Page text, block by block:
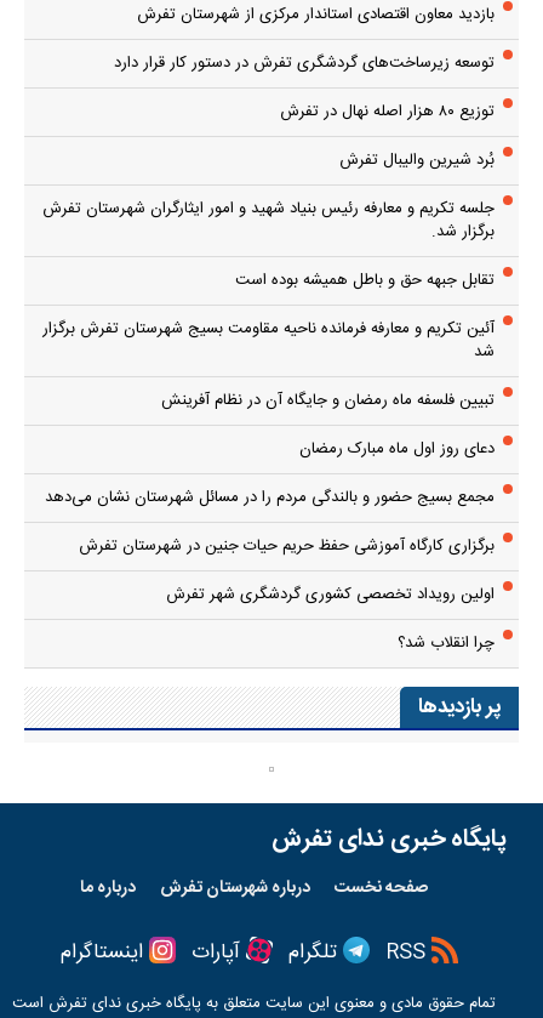
بازدید معاون اقتصادی استاندار مرکزی از شهرستان تفرش
توسعه زیرساخت‌های گردشگری تفرش در دستور کار قرار دارد
توزیع ۸۰ هزار اصله نهال در تفرش
بُرد شیرین والیبال تفرش
جلسه تکریم و معارفه رئیس بنیاد شهید و امور ایثارگران شهرستان تفرش
برگزار شد.
تقابل جبهه حق و باطل همیشه بوده است
آئین تکریم و معارفه فرمانده ناحیه مقاومت بسیج شهرستان تفرش برگزار
شد
تبیین فلسفه ماه رمضان و جایگاه آن در نظام آفرینش
دعای روز اول ماه مبارک رمضان
مجمع بسیج حضور و بالندگی مردم را در مسائل شهرستان نشان می‌دهد
برگزاری کارگاه آموزشی حفظ حریم حیات جنین در شهرستان تفرش
اولین رویداد تخصصی کشوری گردشگری شهر تفرش
چرا انقلاب شد؟
پر بازدیدها
پایگاه خبری ندای تفرش
صفحه نخست درباره شهرستان تفرش درباره ما
تلگرام آپارات اینستاگرام
تمام حقوق مادی و معنوی این سایت متعلق به پایگاه خبریندای تفرش است